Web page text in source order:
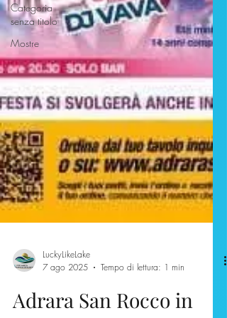
Categoria
senza titolo
Mostre
LuckyLikeLake